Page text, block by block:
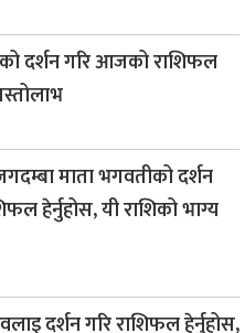
दर्शन गरि आजको राशिफल
माता भगवतीको दर्शन
हेर्नुहोस, यी राशिको भाग्य
दर्शन गरि राशिफल हेर्नुहोस,